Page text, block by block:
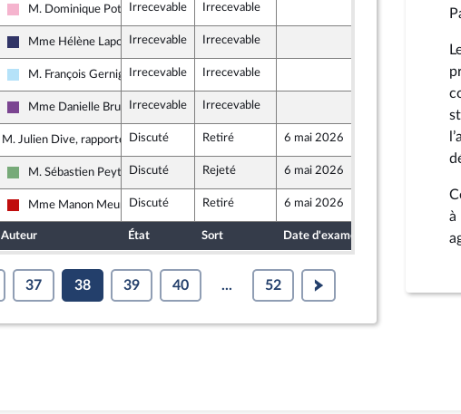
Socialistes et apparentés
M. Dominique PotierIrrecevable Irrecevable 1 mai 2026
Rassemblement National
Mme Hélène LaporteIrrecevable Irrecevable
Horizons & Indépendants
M. François GernigonIrrecevable Irrecevable 1 mai 2026
Ensemble pour la République
Mme Danielle BruleboisIrrecevable Irrecevable
M. Julien Dive, rapporteurDiscuté Retiré 6 mai 2026 29 avril 2026
Écologiste et Social
M. Sébastien PeytavieDiscuté Rejeté 6 mai 2026
La France insoumise - Nouveau Front Populaire
Mme Manon MeunierDiscuté Retiré 6 mai 2026 29 avril
Auteur État Sort Date d'examen Date de
37 38 39 40 ... 52
à